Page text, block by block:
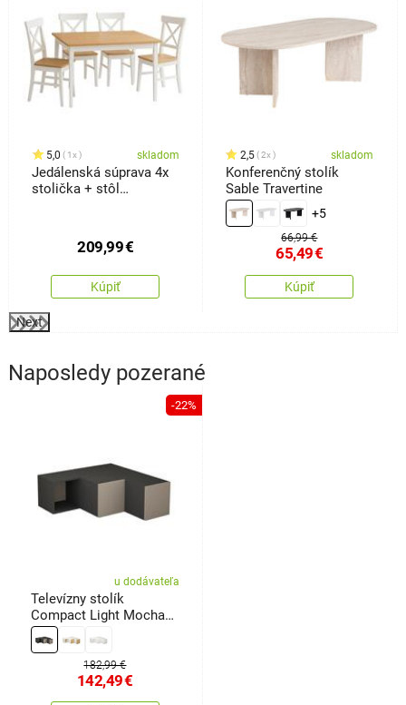
5,0 1x skladom
Jedálenská súprava 4x
stolička + stôl
209,99€
Kúpiť
2,5 2x skladom
Konferenčný stolík
Sable Travertine
+5
66,99 €
65,49€
Kúpiť
Next
Naposledy pozerané
-22%
u dodávateľa
Televízny stolík
Compact Light Mocha
and Anthracite
182,99 €
142,49€